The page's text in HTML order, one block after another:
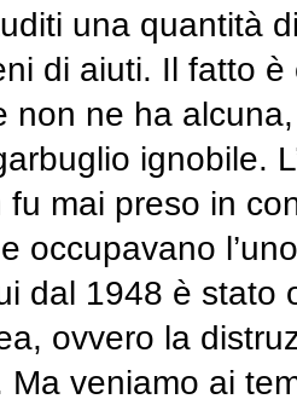
una quantità
di aiuti. Il fatto
non ne ha
ignobile.
fu mai preso in
occupavano
dal 1948 è stato
ovvero la
Ma veniamo ai